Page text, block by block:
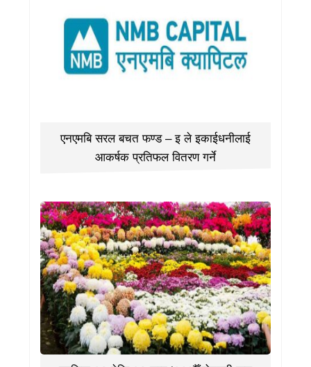
एनएमबि सरल बचत फण्ड – इ ले इकाईधनीलाई
आकर्षक प्रतिफल वितरण गर्ने